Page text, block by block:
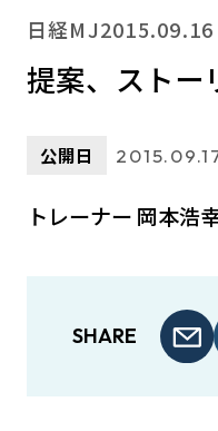
日経
提案、ストー
公開日
トレーナー 岡本浩
SHARE